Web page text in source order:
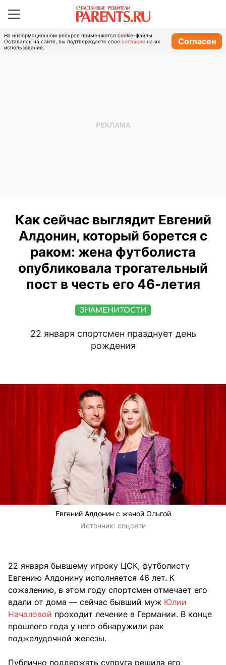
На информационном ресурсе применяются cookie-файлы.
Оставаясь на сайте, вы подтверждаете свое согласие на их
использование.
Согласен
Как сейчас выглядит Евгений
Алдонин, который борется с
раком: жена футболиста
опубликовала трогательный
пост в честь его 46-летия
ЗНАМЕНИТОСТИ
22 января спортсмен празднует день
рождения
Евгений Алдонин с женой Ольгой
Источник: соцсети
22 января бывшему игроку ЦСК, футболисту
Евгению Алдонину исполняется 46 лет. К
сожалению, в этом году спортсмен отмечает его
вдали от дома — сейчас бывший муж Юлии
Началовой проходит лечение в Германии. В конце
прошлого года у него обнаружили рак
поджелудочной железы.
Публично поддержать супруга решила его